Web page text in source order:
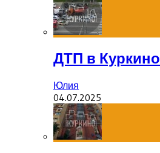
ДТП в Куркино
Юлия
04.07.2025